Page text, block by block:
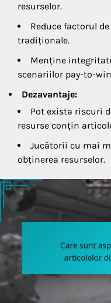
resurselor.
Reduce factorul
tradiționale.
Menține
scenariilor pay-to-
Dezavantaje:
Pot exista riscuri
resurse conțin
Jucătorii cu mai
obținerea resurselor.